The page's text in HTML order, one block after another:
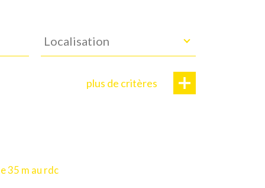
Localisation
plus de critères
35 m au rdc